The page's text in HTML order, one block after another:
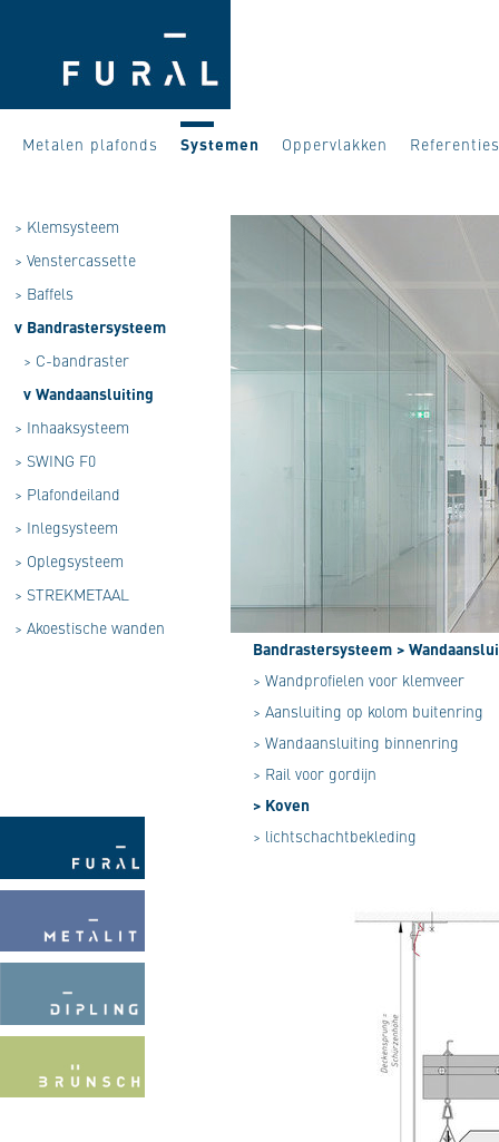
Metalen plafonds Systemen Oppervlakken Referenties
> Klemsysteem
> Venstercassette
> Baffels
v Bandrastersysteem
> C-bandraster
v Wandaansluiting
> Inhaaksysteem
> SWING F0
> Plafondeiland
> Inlegsysteem
> Oplegsysteem
> STREKMETAAL
> Akoestische wanden
Bandrastersysteem >
> Wandprofielen voor klemveer
> Aansluiting op kolom buitenring
> Wandaansluiting binnenring
> Rail voor gordijn
> Koven
> lichtschachtbekleding